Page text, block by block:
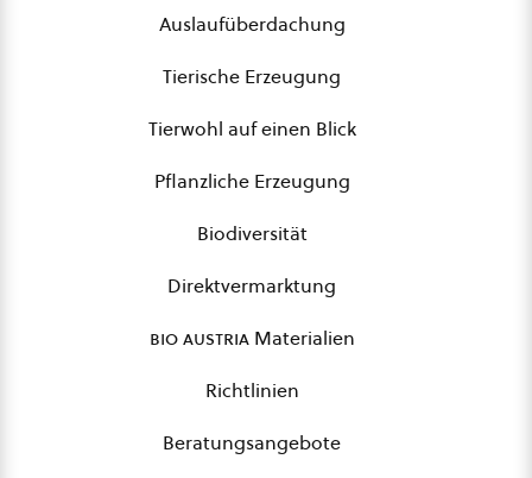
Auslaufüberdachung
Tierische Erzeugung
Tierwohl auf einen Blick
Pflanzliche Erzeugung
Biodiversität
Direktvermarktung
bio austriaMaterialien
Richtlinien
Beratungsangebote